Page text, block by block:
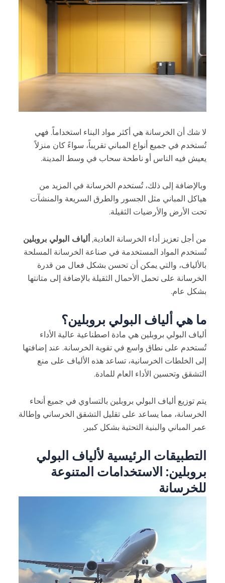
لا شك أن الخرسانة هي أكثر مواد البناء استخداماً. فهي
تُستخدم في جميع أنواع المباني تقريباً، سواءً كان منزلاً
يعيش فيه الناس أو ناطحة سحاب في وسط المدينة.
وبالإضافة إلى ذلك، تُستخدم الخرسانة في المزيد من
هياكل المباني مثل الجسور والطرق السريعة والمنشآت
تحت الأرض والأرضيات الثقيلة.
من أجل تعزيز أداء الخرسانة العادية, ألياف البولي بروبلين
تُستخدم المواد المستخدمة في صناعة الخرسانة المسلحة
بالألياف، والتي يمكن أن تحسن بشكل فعال من قدرة
الخرسانة على تحمل الأحمال الثقيلة بالإضافة إلى متانتها
بشكل عام.
ما هي ألياف البولي بروبلين؟
ألياف البولي بروبلين هي مادة اصطناعية عالية الأداء
تُستخدم على نطاق واسع في تقوية الخرسانة. عند إضافتها
إلى الخلطات الخرسانية، تساعد هذه الألياف على منع
التشقق وتحسين الأداء العام للمادة.
يتم توزيع ألياف البولي بروبلين بالتساوي في جميع أنحاء
الخرسانة، مما يساعد على تقليل التشقق الخرساني وإطالة
عمر المباني والبنية التحتية بشكل كبير.
التطبيقات الرئيسية لألياف البولي
بروبلين: الاستخدامات المتنوعة
للخرسانة
TE